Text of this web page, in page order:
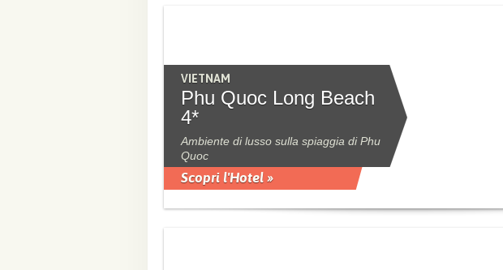
VIETNAM
Phu Quoc Long Beach
4*
Ambiente di lusso sulla spiaggia di Phu
Quoc
Scopri l'Hotel »